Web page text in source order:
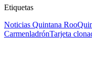
Etiquetas
Noticias Quintana Roo
CarmenladrónTarjeta